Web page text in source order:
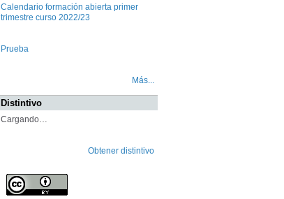
Calendario formación abierta primer
trimestre curso 2022/23
Prueba
Más...
Distintivo
Cargando…
Obtener distintivo